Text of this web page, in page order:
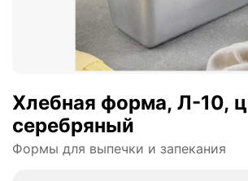
Хлебная форма, Л-10,
серебряный
Формы для выпечки и запекания